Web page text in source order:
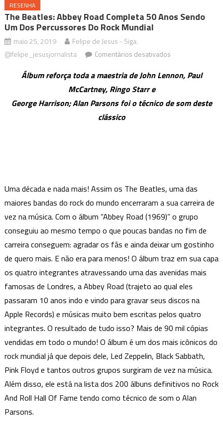
RESENHA
The Beatles: Abbey Road Completa 50 Anos Sendo
Um Dos Percussores Do Rock Mundial
maio 25, 2019
Felipe de Jesus - Siga:
@felipe_jesusjornalista
Comentários desativadosem
Beatles:
Road
percussores do
Rock
mundial
Álbum reforça toda a maestria de John Lennon, Paul
McCartney, Ringo Starr e
George Harrison; Alan Parsons foi o técnico de som deste
clássico
Uma década e nada mais! Assim os The Beatles, uma das
maiores bandas do rock do mundo encerraram a sua carreira de
vez na música. Com o álbum “Abbey Road (1969)” o grupo
conseguiu ao mesmo tempo o que poucas bandas no fim de
carreira conseguem: agradar os fãs e ainda deixar um gostinho
de quero mais. E não era para menos! O álbum traz em sua capa
os quatro integrantes atravessando uma das avenidas mais
famosas de Londres, a Abbey Road (trajeto ao qual eles
passaram 10 anos indo e vindo para gravar seus discos na
Apple Records) e músicas muito bem escritas pelos quatro
integrantes. O resultado de tudo isso? Mais de 90 mil cópias
vendidas em todo o mundo! O álbum é um dos mais icônicos do
rock mundial já que depois dele, Led Zeppelin, Black Sabbath,
Pink Floyd e tantos outros grupos surgiram de vez na música.
Além disso, ele está na lista dos 200 álbuns definitivos no Rock
And Roll Hall Of Fame tendo como técnico de som o Alan
Parsons.